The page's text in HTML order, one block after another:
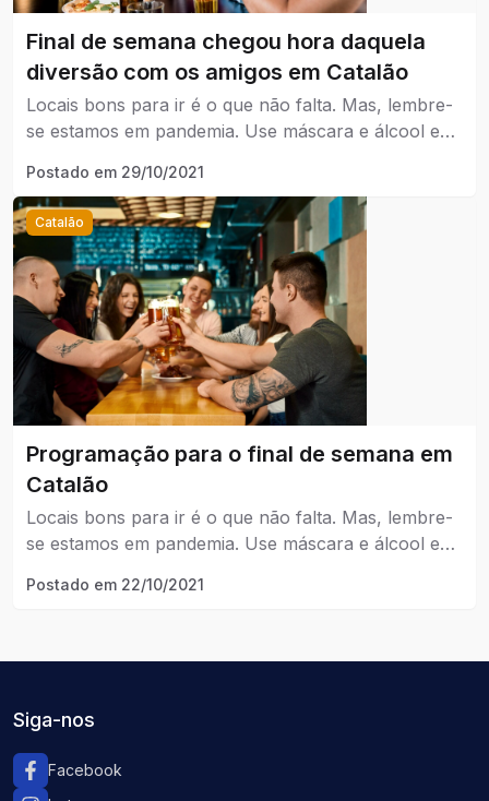
Final de semana chegou hora daquela
diversão com os amigos em Catalão
Locais bons para ir é o que não falta. Mas, lembre-
se estamos em pandemia. Use máscara e álcool em
Postado em 29/10/2021
Catalão
Programação para o final de semana em
Catalão
Locais bons para ir é o que não falta. Mas, lembre-
se estamos em pandemia. Use máscara e álcool em
Postado em 22/10/2021
Siga-nos
Facebook